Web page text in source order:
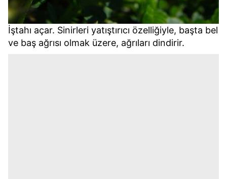
İştahı açar. Sinirleri yatıştırıcı özelliğiyle, başta bel
ve baş ağrısı olmak üzere, ağrıları dindirir.